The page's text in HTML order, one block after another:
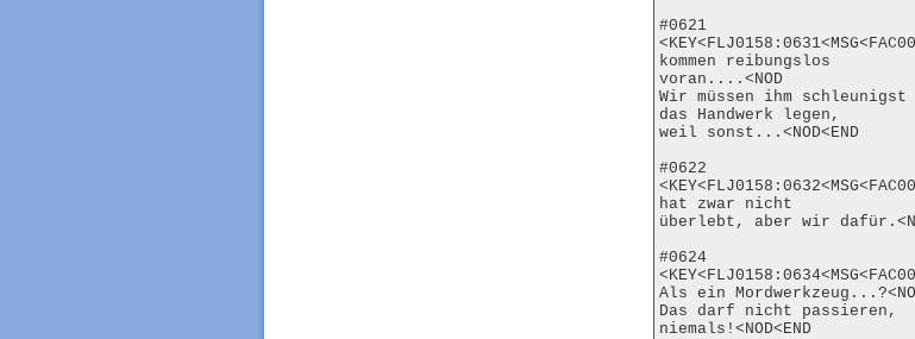
#0621
kommen reibungslos
voran....<NOD
Wir müssen ihm schleunigst
das Handwerk legen,
weil sonst...<NOD<END
#0622
hat zwar nicht
überlebt, aber wir
#0624
Als ein
Das darf nicht passieren,
niemals!<NOD<END